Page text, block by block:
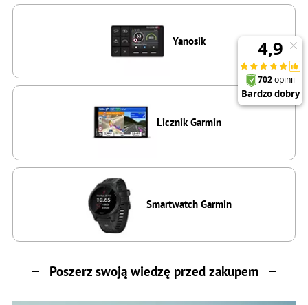
Yanosik
Licznik Garmin
Smartwatch Garmin
Poszerz swoją wiedzę przed zakupem